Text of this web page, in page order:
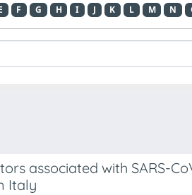
F G H I J K L M N
associated with SARS-
Italy